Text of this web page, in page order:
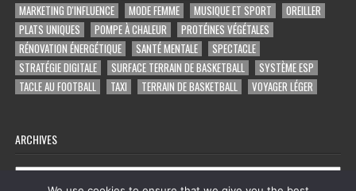
MARKETING D'INFLUENCE
MODE FEMME MUSIQUE ET SPORT
OREILLER
PLATS UNIQUES
POMPE À CHALEUR
PROTÉINES VÉGÉTALES
RÉNOVATION ÉNERGÉTIQUE
SANTÉ MENTALE
SPECTACLE
STRATÉGIE DIGITALE
SURFACE TERRAIN DE BASKETBALL
SYSTÈME ESP
TACLE AU FOOTBALL
TAXI TERRAIN DE BASKETBALL VOYAGER LÉGER
ARCHIVES
Archives